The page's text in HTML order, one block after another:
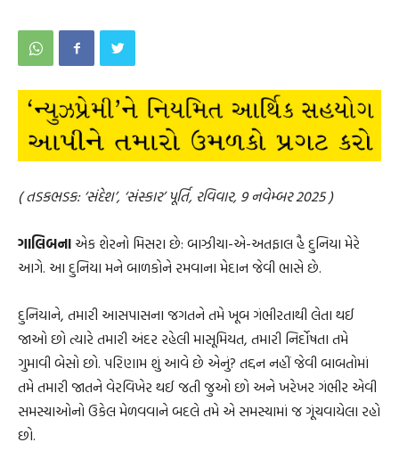
( તડકભડક: ‘સંદેશ’, ‘સંસ્કાર’ પૂર્તિ, રવિવાર, 9 નવેમ્બર 2025 )
ગાલિબના એક શેરનો મિસરા છે: બાઝીચા-એ-અતફાલ હૈ દુનિયા મેરે
આગે. આ દુનિયા મને બાળકોને રમવાના મેદાન જેવી ભાસે છે.
દુનિયાને, તમારી આસપાસના જગતને તમે ખૂબ ગંભીરતાથી લેતા થઈ
જાઓ છો ત્યારે તમારી અંદર રહેલી માસૂમિયત, તમારી નિર્દોષતા તમે
ગુમાવી બેસો છો. પરિણામ શું આવે છે એનું? તદ્દન નહીં જેવી બાબતોમાં
તમે તમારી જાતને વેરવિખેર થઈ જતી જુઓ છો અને ખરેખર ગંભીર એવી
સમસ્યાઓનો ઉકેલ મેળવવાને બદલે તમે એ સમસ્યામાં જ ગૂંચવાયેલા રહો
છો.